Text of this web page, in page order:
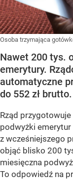
Osoba trzymająca
Nawet 200 tys.
emerytury.
automatyczne
do 552 zł brutto.
Rząd
podwyżki
z wcześniejszego
objąć blisko 200
miesięczna
To odpowiedź na